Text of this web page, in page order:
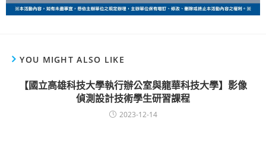
YOU MIGHT ALSO LIKE
【國立高雄科技大學執行辦公室與龍華科技大學】影像
偵測設計技術學生研習課程
2023-12-14